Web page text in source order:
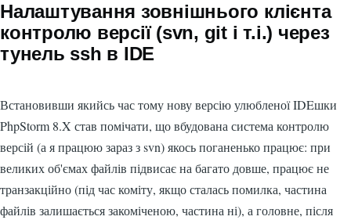
Налаштування зовнішнього клієнта
контролю версії (svn, git і т.і.) через
тунель ssh в IDE
Встановивши якийсь час тому нову версію улюбленої IDEшки
PhpStorm 8.X став помічати, що вбудована система контролю
версій (а я працюю зараз з svn) якось поганенько працює: при
великих об'ємах файлів підвисає на багато довше, працює не
транзакційно (під час коміту, якщо сталась помилка, частина
файлів залишається закоміченою, частина ні), а головне, після